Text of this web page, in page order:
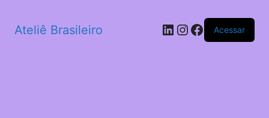
Ateliê Brasileiro LinkedIn
Instagram
Facebook
Acessar